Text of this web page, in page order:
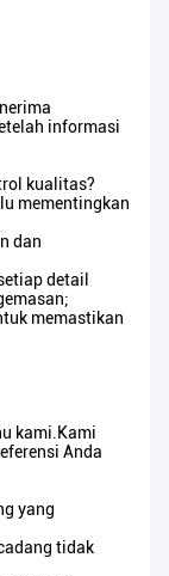
informasi
kualitas?
mementingkan
dan
detail
memastikan
kami.Kami
Anda
yang
tidak